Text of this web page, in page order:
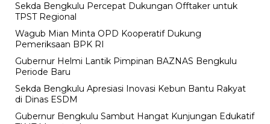
Sekda Bengkulu Percepat Dukungan Offtaker untuk
TPST Regional
Wagub Mian Minta OPD Kooperatif Dukung
Pemeriksaan BPK RI
Gubernur Helmi Lantik Pimpinan BAZNAS Bengkulu
Periode Baru
Sekda Bengkulu Apresiasi Inovasi Kebun Bantu Rakyat
di Dinas ESDM
Gubernur Bengkulu Sambut Hangat Kunjungan Edukatif